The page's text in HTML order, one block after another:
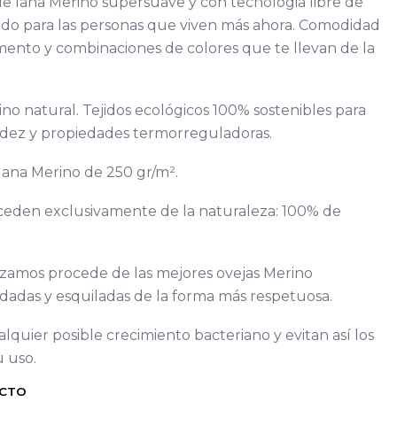
para las personas que viven más ahora. Comodidad
y combinaciones de colores que te llevan de la
natural. Tejidos ecológicos 100% sostenibles para
y propiedades termorreguladoras.
Merino de 250 gr/m².
exclusivamente de la naturaleza: 100% de
procede de las mejores ovejas Merino
y esquiladas de la forma más respetuosa.
posible crecimiento bacteriano y evitan así los
uso.